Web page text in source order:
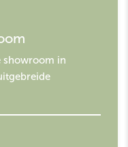
showroom in